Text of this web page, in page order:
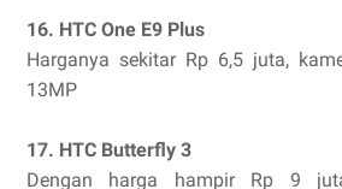
16. HTC One E9 Plus
Harganya sekitar Rp 6,5 juta,
13MP
17. HTC Butterfly 3
Dengan harga hampir Rp 9